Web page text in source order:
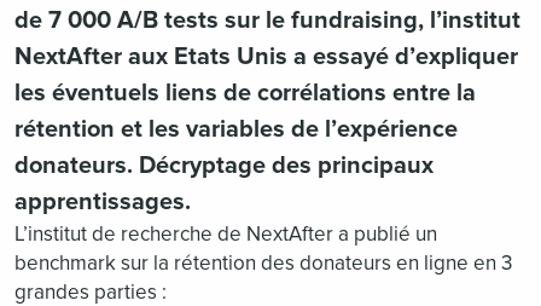
de 7 000 A/B tests sur le fundraising, l’institut
NextAfter aux Etats Unis a essayé d’expliquer
les éventuels liens de corrélations entre la
rétention et les variables de l’expérience
donateurs. Décryptage des principaux
apprentissages.
L’institut de recherche de NextAfter a publié un
benchmark sur la rétention des donateurs en ligne en 3
grandes parties :